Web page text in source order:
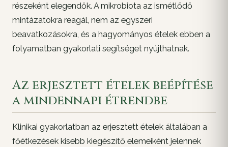
részeként elegendők. A mikrobiota az ismétlődő
mintázatokra reagál, nem az egyszeri
beavatkozásokra, és a hagyományos ételek ebben a
folyamatban gyakorlati segítséget nyújthatnak.
Az erjesztett ételek beépítése
a mindennapi étrendbe
Klinikai gyakorlatban az erjesztett ételek általában a
főétkezések kisebb kiegészítő elemeiként jelennek